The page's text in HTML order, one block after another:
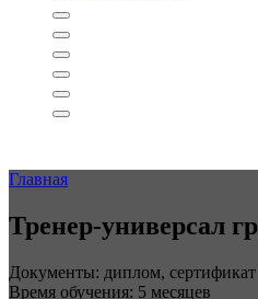
Главная
Тренер-универсал
Документы: диплом, сертификат
Время обучения: 5 месяцев